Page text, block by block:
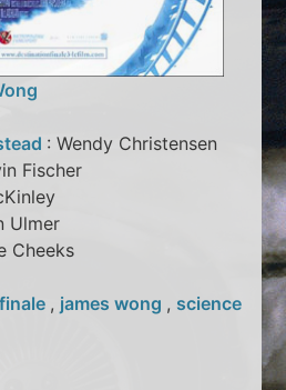
: Wendy Christensen
Fischer
Ulmer
Cheeks
finale , james wong , science